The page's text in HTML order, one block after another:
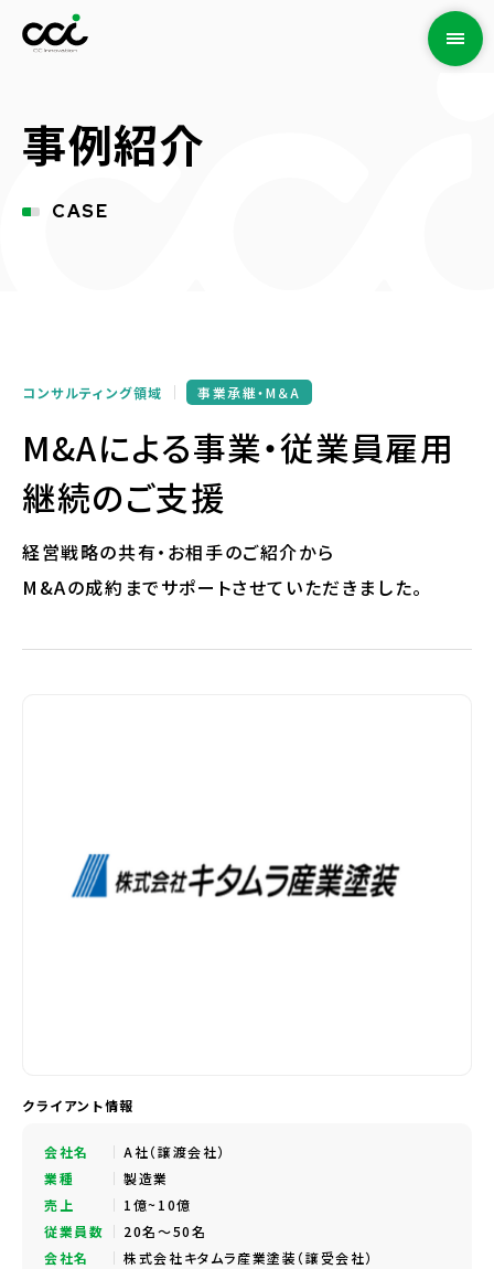
事例紹介
CASE
コンサルティング領域 事業承継・M＆A
M&Aによる事業・従業員雇用
継続のご支援
経営戦略の共有・お相手のご紹介から
M&Aの成約までサポートさせていただきました。
クライアント情報
会社名
A社（譲渡会社）
業種
製造業
売上
1億~10億
従業員数
20名～50名
会社名
株式会社キタムラ産業塗装（譲受会社）